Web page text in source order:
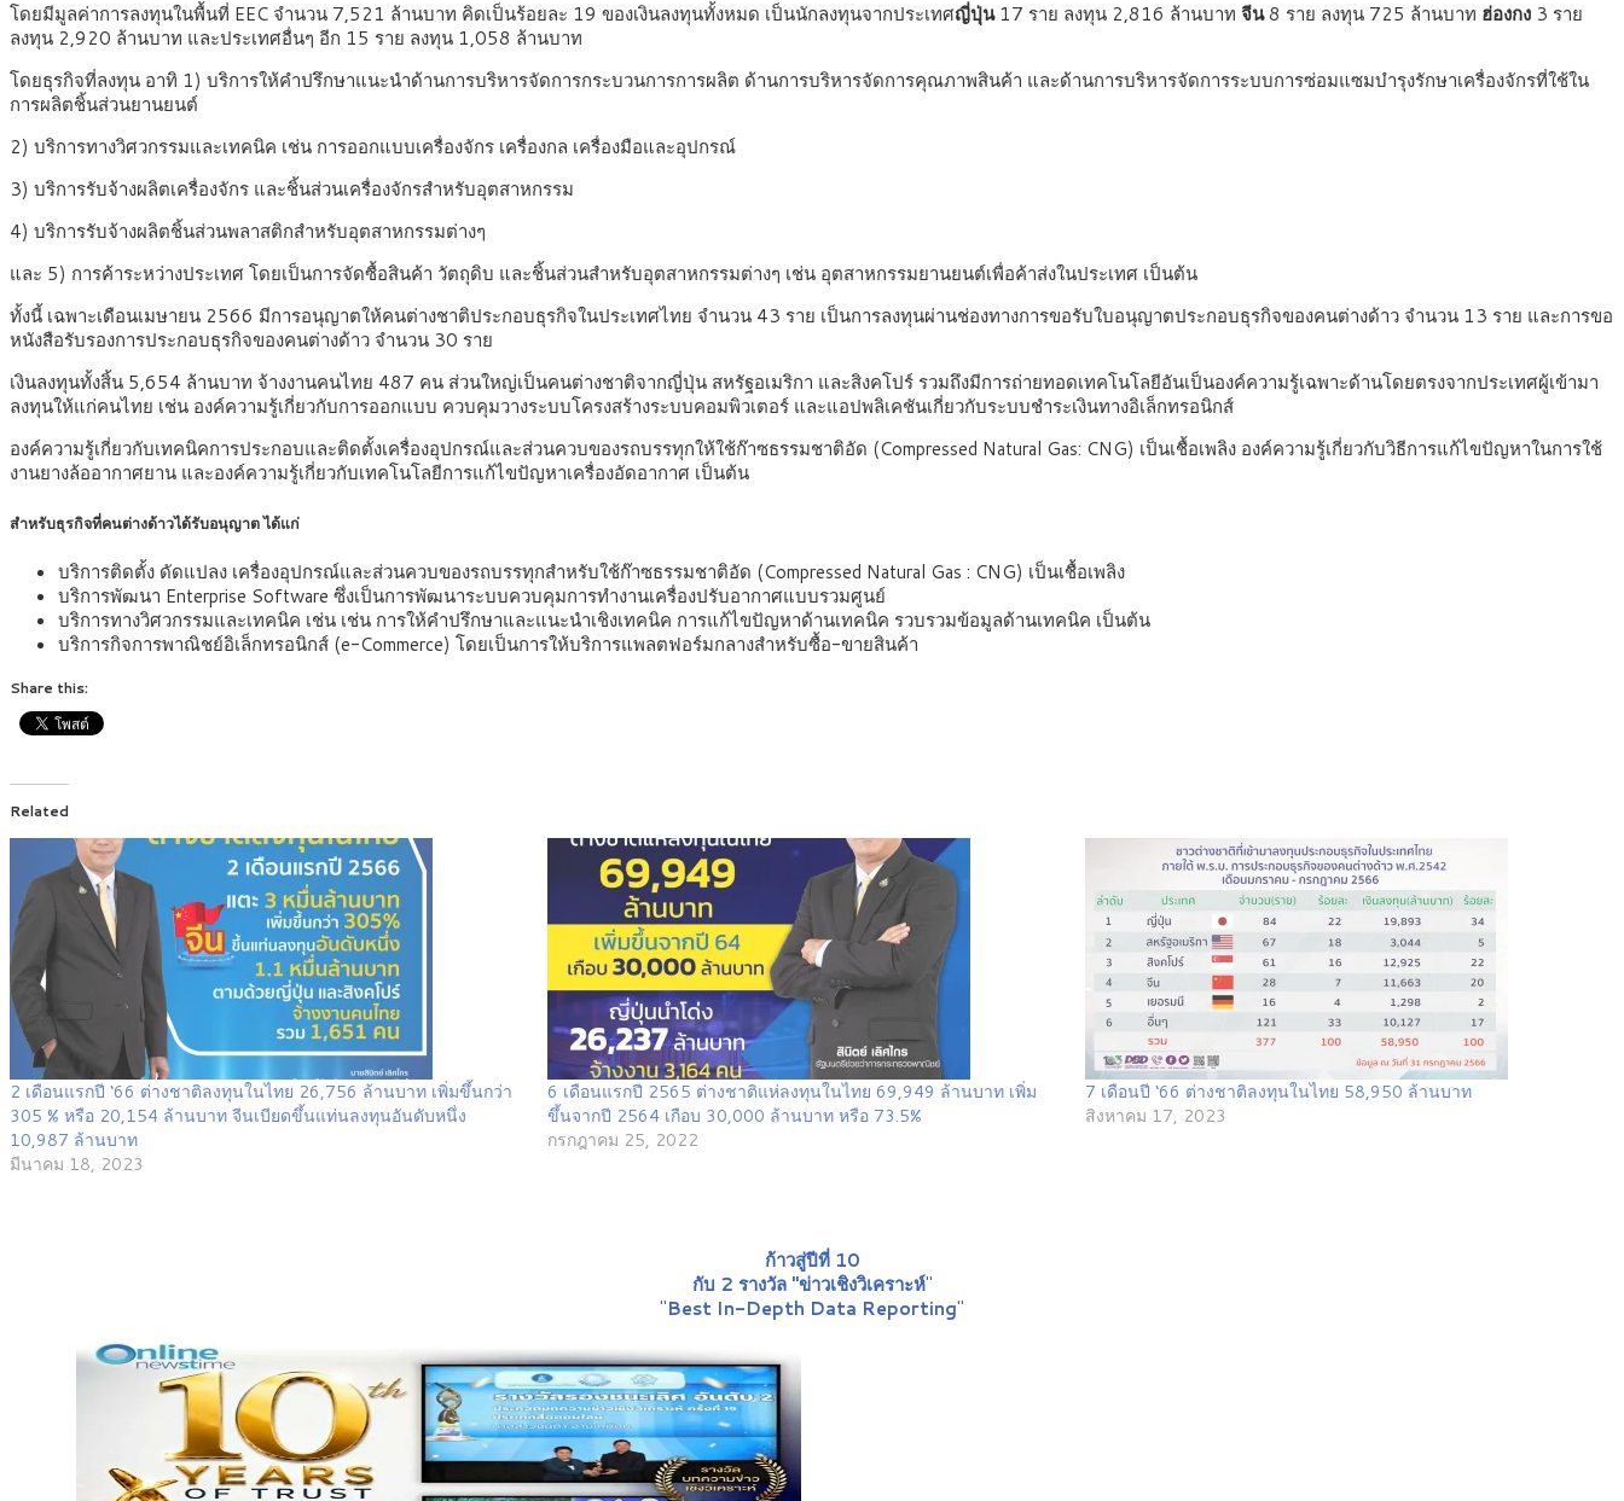
โดยมีมูลค่าการลงทุนในพื้นที่ EEC จำนวน 7,521 ล้านบาท คิดเป็นร้อยละ 19 ของเงินลงทุนทั้งหมด เป็นนักลงทุนจากประเทศญี่ปุ่น17 ราย ลงทุน 2,816 ล้านบาท จีน8 ราย ลงทุน 725 ล้านบาท ฮ่องกง 3 ราย
ลงทุน 2,920 ล้านบาท และประเทศอื่นๆ อีก 15 ราย ลงทุน 1,058 ล้านบาท
โดยธุรกิจที่ลงทุน อาทิ 1) บริการให้คำปรึกษาแนะนำด้านการบริหารจัดการกระบวนการการผลิต ด้านการบริหารจัดการคุณภาพสินค้า และด้านการบริหารจัดการระบบการซ่อมแซมบำรุงรักษาเครื่องจักรที่ใช้ใน
การผลิตชิ้นส่วนยานยนต์
2) บริการทางวิศวกรรมและเทคนิค เช่น การออกแบบเครื่องจักร เครื่องกล เครื่องมือและอุปกรณ์
3) บริการรับจ้างผลิตเครื่องจักร และชิ้นส่วนเครื่องจักรสำหรับอุตสาหกรรม
4) บริการรับจ้างผลิตชิ้นส่วนพลาสติกสำหรับอุตสาหกรรมต่างๆ
และ 5) การค้าระหว่างประเทศ โดยเป็นการจัดซื้อสินค้า วัตถุดิบ และชิ้นส่วนสำหรับอุตสาหกรรมต่างๆ เช่น อุตสาหกรรมยานยนต์เพื่อค้าส่งในประเทศ เป็นต้น
ทั้งนี้ เฉพาะเดือนเมษายน 2566 มีการอนุญาตให้คนต่างชาติประกอบธุรกิจในประเทศไทย จำนวน 43 ราย เป็นการลงทุนผ่านช่องทางการขอรับใบอนุญาตประกอบธุรกิจของคนต่างด้าว จำนวน 13 ราย และการขอ
หนังสือรับรองการประกอบธุรกิจของคนต่างด้าว จำนวน 30 ราย
เงินลงทุนทั้งสิ้น 5,654 ล้านบาท จ้างงานคนไทย 487 คน ส่วนใหญ่เป็นคนต่างชาติจากญี่ปุ่น สหรัฐอเมริกา และสิงคโปร์ รวมถึงมีการถ่ายทอดเทคโนโลยีอันเป็นองค์ความรู้เฉพาะด้านโดยตรงจากประเทศผู้เข้ามา
ลงทุนให้แก่คนไทย เช่น องค์ความรู้เกี่ยวกับการออกแบบ ควบคุมวางระบบโครงสร้างระบบคอมพิวเตอร์ และแอปพลิเคชันเกี่ยวกับระบบชำระเงินทางอิเล็กทรอนิกส์
องค์ความรู้เกี่ยวกับเทคนิคการประกอบและติดตั้งเครื่องอุปกรณ์และส่วนควบของรถบรรทุกให้ใช้ก๊าซธรรมชาติอัด (Compressed Natural Gas: CNG) เป็นเชื้อเพลิง องค์ความรู้เกี่ยวกับวิธีการแก้ไขปัญหาในการใช้
งานยางล้ออากาศยาน และองค์ความรู้เกี่ยวกับเทคโนโลยีการแก้ไขปัญหาเครื่องอัดอากาศ เป็นต้น
สำหรับธุรกิจที่คนต่างด้าวได้รับอนุญาต ได้แก่
บริการติดตั้ง ดัดแปลง เครื่องอุปกรณ์และส่วนควบของรถบรรทุกสำหรับใช้ก๊าซธรรมชาติอัด (Compressed Natural Gas : CNG) เป็นเชื้อเพลิง
บริการพัฒนา Enterprise Software ซึ่งเป็นการพัฒนาระบบควบคุมการทำงานเครื่องปรับอากาศแบบรวมศูนย์
บริการทางวิศวกรรมและเทคนิค เช่น เช่น การให้คำปรึกษาและแนะนำเชิงเทคนิค การแก้ไขปัญหาด้านเทคนิค รวบรวมข้อมูลด้านเทคนิค เป็นต้น
บริการกิจการพาณิชย์อิเล็กทรอนิกส์ (e-Commerce) โดยเป็นการให้บริการแพลตฟอร์มกลางสำหรับซื้อ-ขายสินค้า
Share this:
Related
2 เดือนแรกปี ‘66 ต่างชาติลงทุนในไทย 26,756 ล้านบาท เพิ่มขึ้นกว่า
305 % หรือ 20,154 ล้านบาท จีนเบียดขึ้นแท่นลงทุนอันดับหนึ่ง
10,987 ล้านบาท
มีนาคม 18, 2023
6 เดือนแรกปี 2565 ต่างชาติแห่ลงทุนในไทย 69,949 ล้านบาท เพิ่ม
ขึ้นจากปี 2564 เกือบ 30,000 ล้านบาท หรือ 73.5%
กรกฎาคม 25, 2022
7 เดือนปี ‘66 ต่างชาติลงทุนในไทย 58,950 ล้านบาท
สิงหาคม 17, 2023
ก้าวสู่ปีที่ 10
กับ 2 รางวัล "ข่าวเชิงวิเคราะห์"
"Best In-Depth Data Reporting"